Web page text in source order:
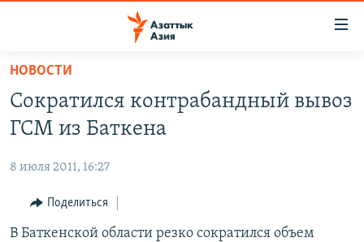
Вернуться
основному
содержанию
навигации
Вернутся
КАЗАХСТАН
УЗБЕКИСТАН
ТАДЖИКИСТАН
НОВОСТИ
НА ДРУГИХ ЯЗЫКАХ
ҚАЗАҚША
КЫРГЫЗЧА
НОВОСТИ
Сократился контрабандный вывоз
ГСМ из Баткена
8 июля 2011, 16:27
Поделиться
В Баткенской области резко сократился объем